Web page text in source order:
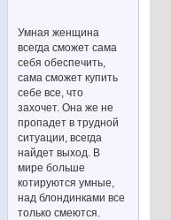
Умная женщина
всегда сможет сама
себя обеспечить,
сама сможет купить
себе все, что
захочет. Она же не
пропадет в трудной
ситуации, всегда
найдет выход. В
мире больше
котируются умные,
над блондинками все
только смеются.